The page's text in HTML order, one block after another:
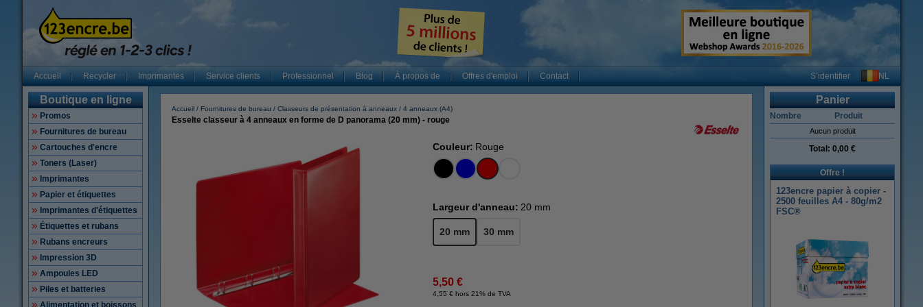
Accueil Recycler Imprimantes Service clients Professionnel Blog À propos de Offres d'emploi Contact S’identifier NL
Boutique en ligne
Promos
Fournitures de bureau
Cartouches d'encre
Toners (Laser)
Imprimantes
Papier et étiquettes
Imprimantes d'étiquettes
Étiquettes et rubans
Rubans encreurs
Impression 3D
Ampoules LED
Piles et batteries
Alimentation et boissons
Accueil Fournitures de bureau Classeurs de présentation à anneaux 4 anneaux (A4)
Esselte classeur à 4 anneaux en forme de D panorama (20 mm) - rouge
Couleur: Rouge
Largeur d'anneau: 20 mm
20 mm 30 mm
5,50 €
4,55 € hors 21% de TVA
Panier
Nombre Produit
Aucun produit
Total: 0,00 €
Offre !
123encre papier à copier -
2500 feuilles A4 - 80g/m2
FSC®